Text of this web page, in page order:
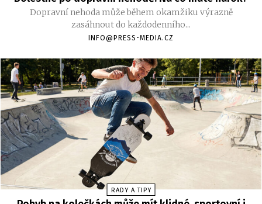
Dopravní nehoda může během okamžiku výrazně
zasáhnout do každodenního...
INFO@PRESS-MEDIA.CZ
RADY A TIPY